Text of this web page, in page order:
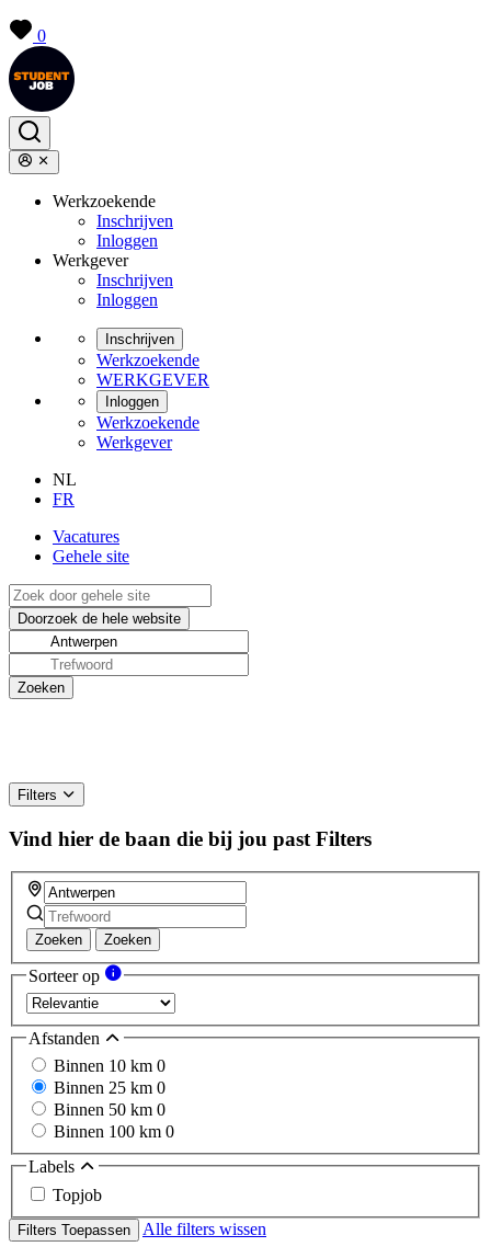
0
Werkzoekende
Inschrijven
Inloggen
Werkgever
Inschrijven
Inloggen
Inschrijven
Werkzoekende
WERKGEVER
Inloggen
Werkzoekende
Werkgever
NL
FR
Vacatures
Gehele site
Filters
Vind hier de baan die bij jou past Filters
Zoeken Zoeken
Sorteer op
Afstanden
Binnen 10 km 0
Binnen 25 km 0
Binnen 50 km 0
Binnen 100 km 0
Labels
Topjob
Filters Toepassen Alle filters wissen